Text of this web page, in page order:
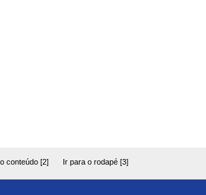
conteúdo [2] Ir para o rodapé [3]